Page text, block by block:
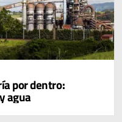
por dentro:
agua